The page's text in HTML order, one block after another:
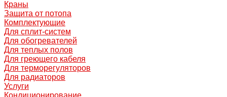
Краны
Защита от потопа
Комплектующие
Для сплит-систем
Для обогревателей
Для теплых полов
Для греющего кабеля
Для терморегуляторов
Для радиаторов
Услуги
Кондиционирование